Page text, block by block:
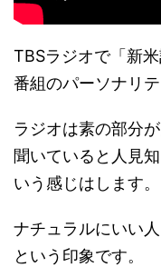
TBSラジオで「新
番組のパーソナリ
ラジオは素の部分
聞いていると人見
いう感じはします。
ナチュラルにいい
という印象です。